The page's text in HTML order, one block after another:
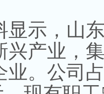
示，山东
兴产业，
业。公司